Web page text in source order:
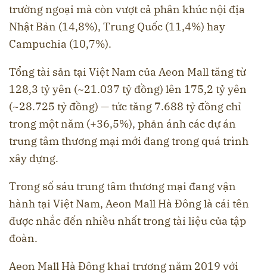
trường ngoại mà còn vượt cả phân khúc nội địa
Nhật Bản (14,8%), Trung Quốc (11,4%) hay
Campuchia (10,7%).
Tổng tài sản tại Việt Nam của Aeon Mall tăng từ
128,3 tỷ yên (~21.037 tỷ đồng) lên 175,2 tỷ yên
(~28.725 tỷ đồng) — tức tăng 7.688 tỷ đồng chỉ
trong một năm (+36,5%), phản ánh các dự án
trung tâm thương mại mới đang trong quá trình
xây dựng.
Trong số sáu trung tâm thương mại đang vận
hành tại Việt Nam, Aeon Mall Hà Đông là cái tên
được nhắc đến nhiều nhất trong tài liệu của tập
đoàn .
Aeon Mall Hà Đông khai trương năm 2019 với